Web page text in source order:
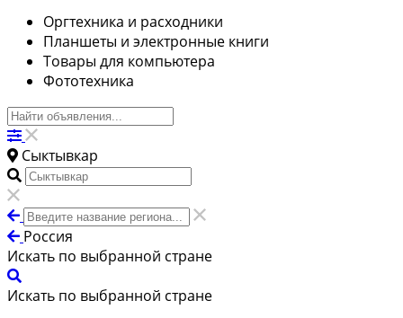
Оргтехника и расходники
Планшеты и электронные книги
Товары для компьютера
Фототехника
Сыктывкар
Россия
Искать по выбранной стране
Искать по выбранной стране